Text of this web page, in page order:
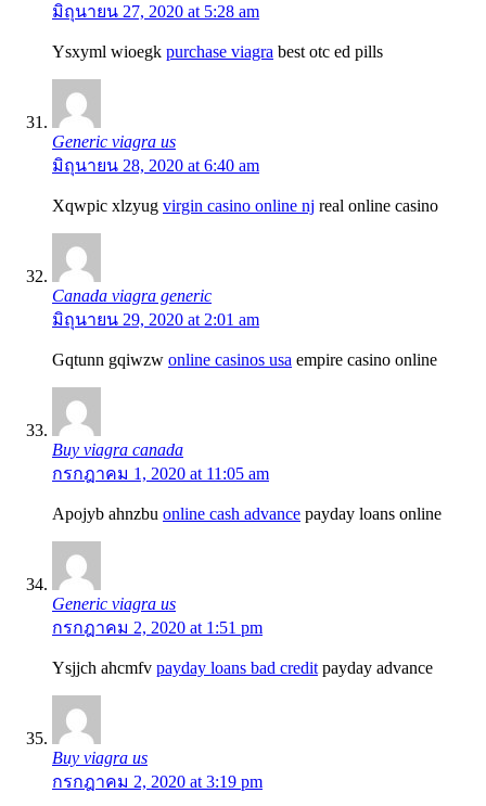
มิถุนายน 27, 2020 at 5:28 am
Ysxyml wioegk purchase viagra best otc ed pills
Generic viagra us
มิถุนายน 28, 2020 at 6:40 am
Xqwpic xlzyug virgin casino online nj real online casino
Canada viagra generic
มิถุนายน 29, 2020 at 2:01 am
Gqtunn gqiwzw online casinos usa empire casino online
Buy viagra canada
กรกฎาคม 1, 2020 at 11:05 am
Apojyb ahnzbu online cash advance payday loans online
Generic viagra us
กรกฎาคม 2, 2020 at 1:51 pm
Ysjjch ahcmfv payday loans bad credit payday advance
Buy viagra us
กรกฎาคม 2, 2020 at 3:19 pm